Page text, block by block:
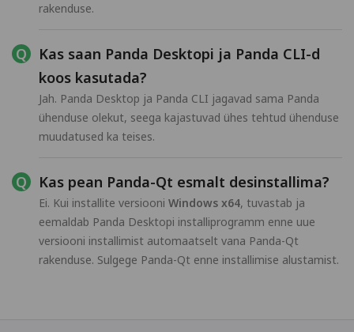
rakenduse.
Kas saan Panda Desktopi ja Panda CLI-d
koos kasutada?
Jah. Panda Desktop ja Panda CLI jagavad sama Panda
ühenduse olekut, seega kajastuvad ühes tehtud ühenduse
muudatused ka teises.
Kas pean Panda-Qt esmalt desinstallima?
Ei. Kui installite versiooni Windows x64, tuvastab ja
eemaldab Panda Desktopi installiprogramm enne uue
versiooni installimist automaatselt vana Panda-Qt
rakenduse. Sulgege Panda-Qt enne installimise alustamist.